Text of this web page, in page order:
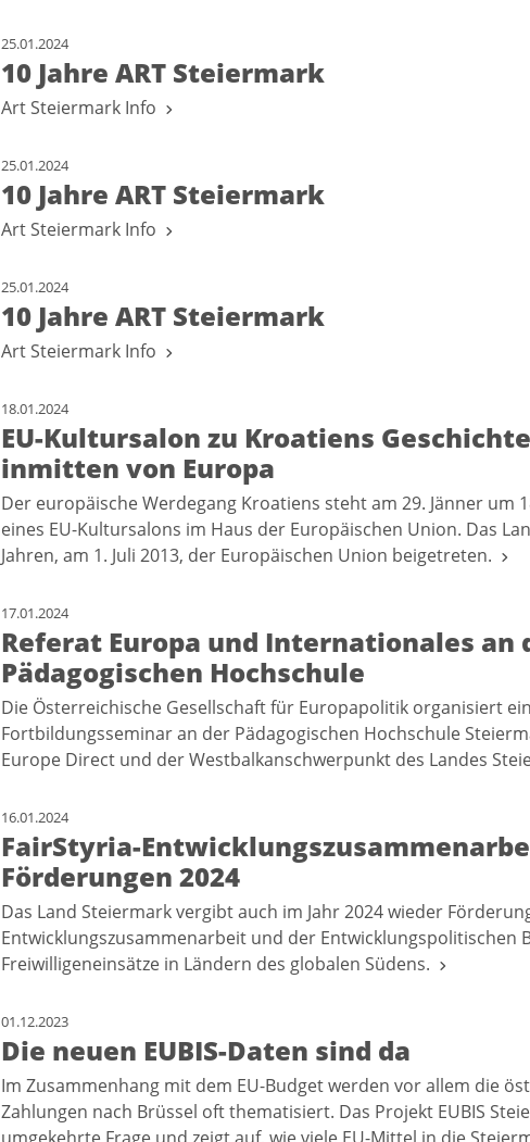
25.01.2024
10 Jahre ART Steiermark
Art Steiermark Info
25.01.2024
10 Jahre ART Steiermark
Art Steiermark Info
25.01.2024
10 Jahre ART Steiermark
Art Steiermark Info
18.01.2024
EU-Kultursalon zu Kroatiens
inmitten von Europa
Der europäische Werdegang Kroatiens steht am 29. Jänner um
eines EU-Kultursalons im Haus der Europäischen Union. Das
Jahren, am 1. Juli 2013, der Europäischen Union beigetreten.
17.01.2024
Referat Europa und Internationales an
Pädagogischen Hochschule
Die Österreichische Gesellschaft für Europapolitik organisiert
Fortbildungsseminar an der Pädagogischen Hochschule
Europe Direct und der Westbalkanschwerpunkt des Landes
16.01.2024
FairStyria-
Förderungen 2024
Das Land Steiermark vergibt auch im Jahr 2024 wieder
Entwicklungszusammenarbeit und der Entwicklungspolitischen
Freiwilligeneinsätze in Ländern des globalen Südens.
01.12.2023
Die neuen EUBIS-Daten sind da
Im Zusammenhang mit dem EU-Budget werden vor allem die
Zahlungen nach Brüssel oft thematisiert. Das Projekt EUBIS